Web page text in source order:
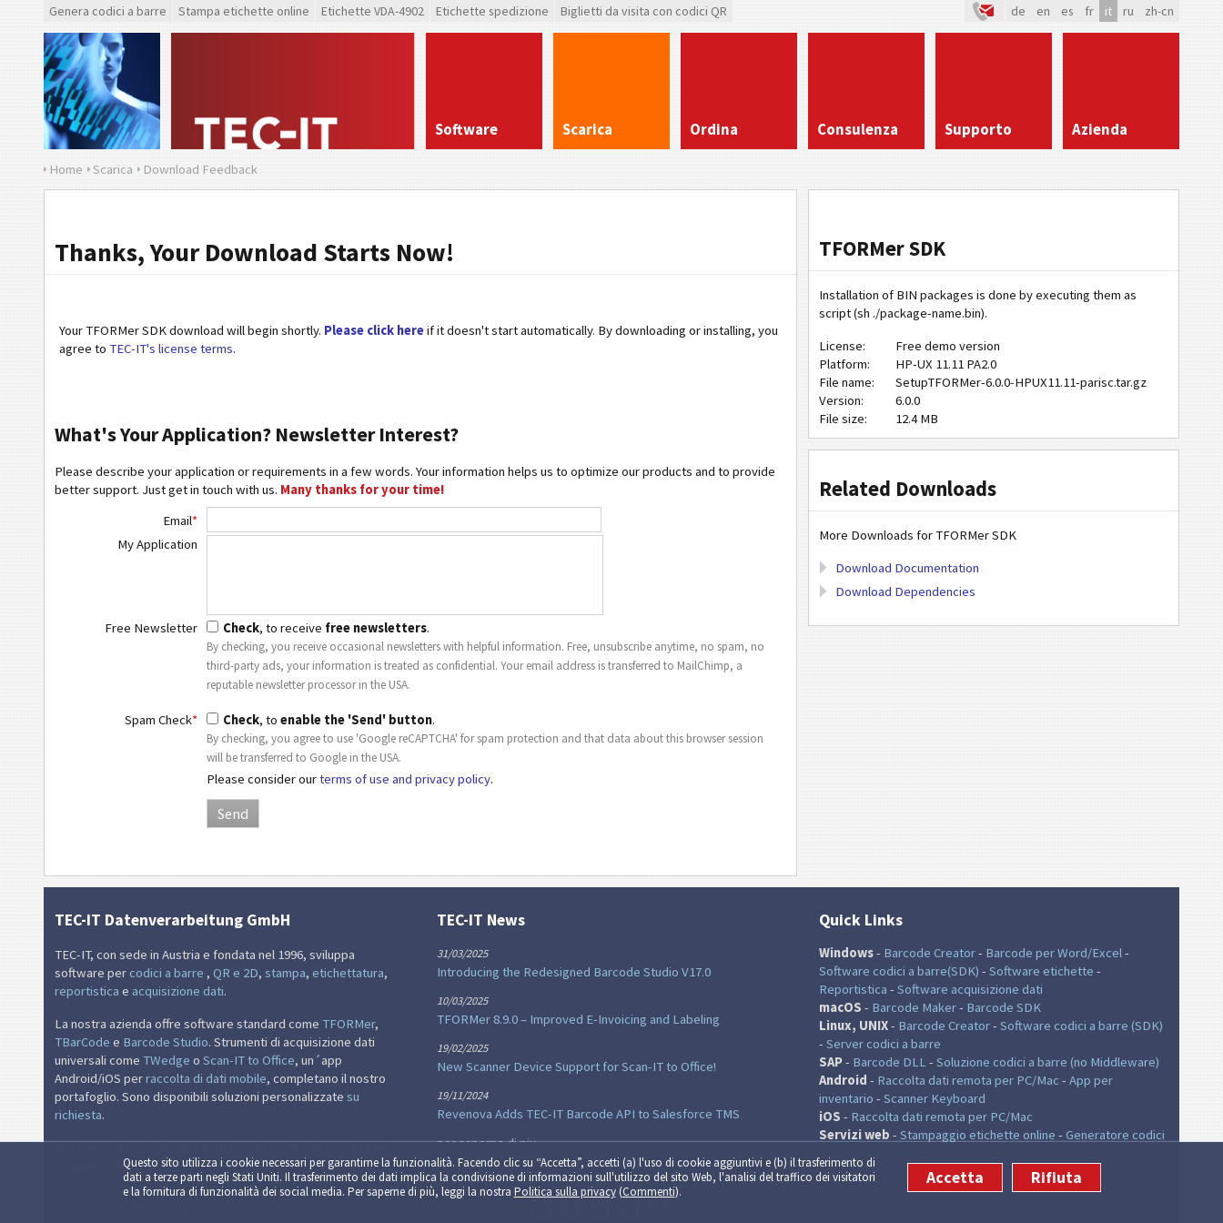
Questo sito utilizza i cookie necessari per garantirne la funzionalità. Facendo clic su “Accetta”, accetti (a) l'uso di cookie aggiuntivi e (b) il trasferimento di
dati a terze parti negli Stati Uniti. Il trasferimento dei dati implica la condivisione di informazioni sull'utilizzo del sito Web, l'analisi del traffico dei visitatori
e la fornitura di funzionalità dei social media. Per saperne di più, leggi la nostra Politica sulla privacy(Commenti).
Accetta Rifiuta
Genera codici a barre Stampa etichette online Etichette VDA-4902 Etichette spedizione Biglietti da visita con codici QR de en es fr it ru zh-cn
Software Scarica Ordina Consulenza Supporto Azienda
Home Scarica Download Feedback
Thanks, Your Download Starts Now!
Your TFORMer SDK download will begin shortly. Please click hereif it doesn't start automatically. By downloading or installing, you
agree to TEC-IT's license terms.
What's Your Application? Newsletter Interest?
Please describe your application or requirements in a few words. Your information helps us to optimize our products and to provide
better support. Just get in touch with us. Many thanks for your time!
Email*
My Application
Free Newsletter Check, to receive free newsletters.
By checking, you receive occasional newsletters with helpful information. Free, unsubscribe anytime, no spam, no
third-party ads, your information is treated as confidential. Your email address is transferred to MailChimp, a
reputable newsletter processor in the USA.
Spam Check* Check, to enable the 'Send' button.
By checking, you agree to use 'Google reCAPTCHA' for spam protection and that data about this browser session
will be transferred to Google in the USA.
Please consider ourterms of use and privacy policy.
TFORMer SDK
Installation of BIN packages is done by executing them as
script (sh ./package-name.bin).
License:
Free demo version
Platform:
HP-UX 11.11 PA2.0
File name:
SetupTFORMer-6.0.0-HPUX11.11-parisc.tar.gz
Version:
6.0.0
File size:
12.4 MB
Related Downloads
More Downloads for TFORMer SDK
Download Documentation
Download Dependencies
TEC-IT Datenverarbeitung GmbH
TEC-IT, con sede in Austria e fondata nel 1996, sviluppa
software per codici a barre , QR e 2D, stampa, etichettatura,
reportistica e acquisizione dati.
La nostra azienda offre software standard come TFORMer,
TBarCode e Barcode Studio. Strumenti di acquisizione dati
universali come TWedge o Scan-IT to Office, un´app
Android/iOS perraccolta di dati mobile, completano il nostro
portafoglio. Sono disponibili soluzioni personalizzate su
richiesta.
Stai cercando un software di alta qualità – TEC-IT ti soddisferà
completamente.
TEC-IT News
31/03/2025
Introducing the Redesigned Barcode Studio V17.0
10/03/2025
TFORMer 8.9.0 – Improved E-Invoicing and Labeling
19/02/2025
New Scanner Device Support for Scan-IT to Office!
19/11/2024
Revenova Adds TEC-IT Barcode API to Salesforce TMS
per saperne di piu...
Quick Links
Windows- Barcode Creator- Barcode per Word/Excel-
Software codici a barre(SDK) - Software etichette -
Reportistica - Software acquisizione dati
macOS - Barcode Maker- Barcode SDK
Linux, UNIX- Barcode Creator- Software codici a barre (SDK)
- Server codici a barre
SAP- Barcode DLL- Soluzione codici a barre (no Middleware)
Android - Raccolta dati remota per PC/Mac - App per
inventario - Scanner Keyboard
iOS - Raccolta dati remota per PC/Mac
Servizi web - Stampaggio etichette online - Generatore codici